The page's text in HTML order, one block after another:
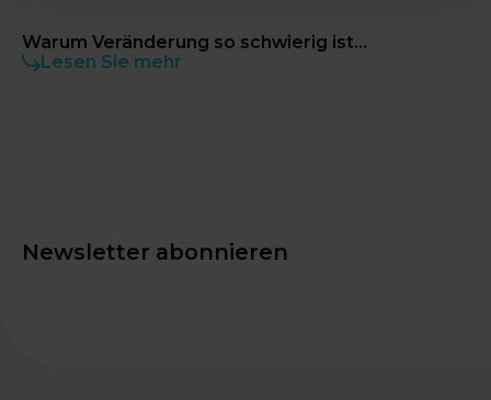
Warum Veränderung so schwierig ist...
Lesen Sie mehr
Newsletter abonnieren